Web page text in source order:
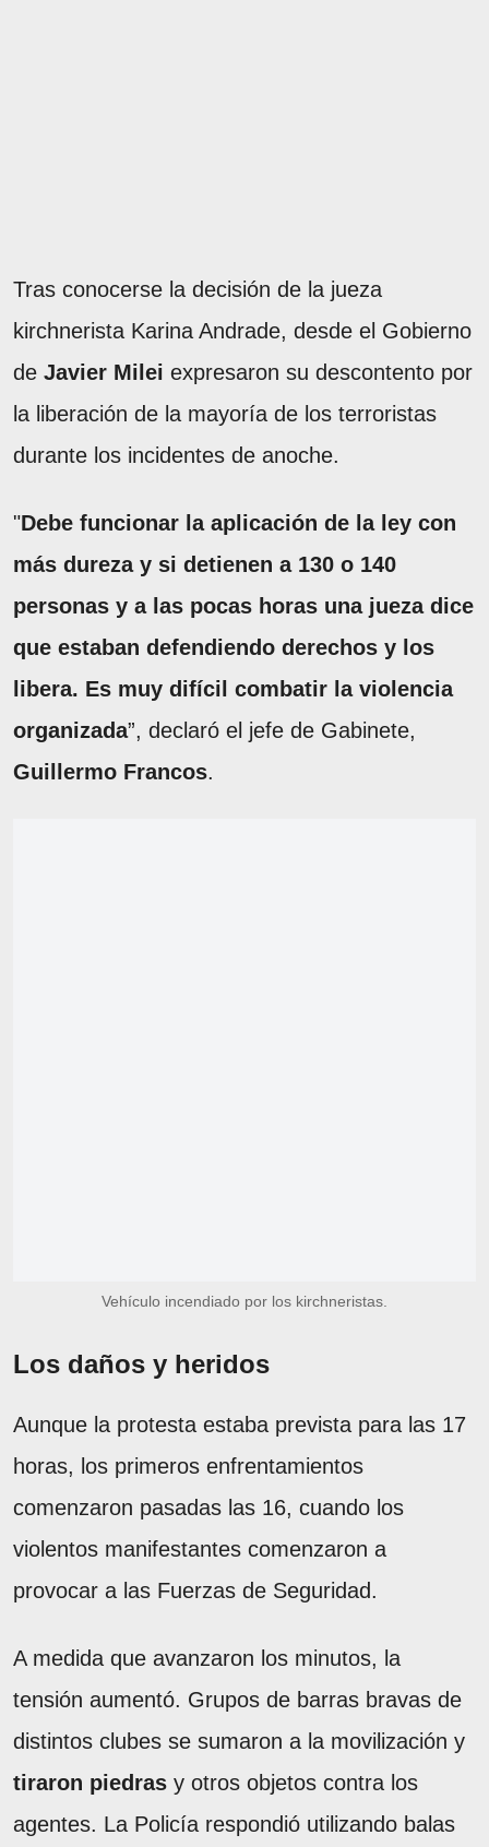
Tras conocerse la decisión de la jueza
kirchnerista Karina Andrade, desde el Gobierno
de Javier Milei expresaron su descontento por
la liberación de la mayoría de los terroristas
durante los incidentes de anoche.
"Debe funcionar la aplicación de la ley con
más dureza y si detienen a 130 o 140
personas y a las pocas horas una jueza dice
que estaban defendiendo derechos y los
libera. Es muy difícil combatir la violencia
organizada”, declaró el jefe de Gabinete,
Guillermo Francos.
Vehículo incendiado por los kirchneristas.
Los daños y heridos
Aunque la protesta estaba prevista para las 17
horas, los primeros enfrentamientos
comenzaron pasadas las 16, cuando los
violentos manifestantes comenzaron a
provocar a las Fuerzas de Seguridad.
A medida que avanzaron los minutos, la
tensión aumentó. Grupos de barras bravas de
distintos clubes se sumaron a la movilización y
tiraron piedras y otros objetos contra los
agentes. La Policía respondió utilizando balas